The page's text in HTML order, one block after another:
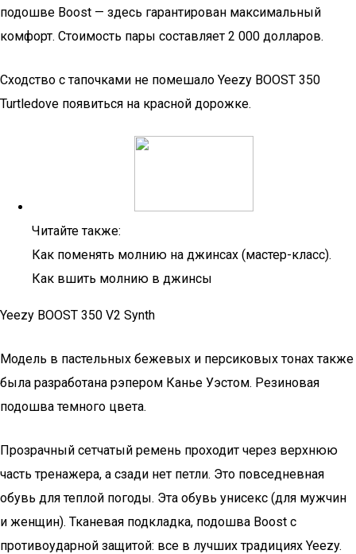
подошве Boost — здесь гарантирован максимальный
комфорт. Стоимость пары составляет 2 000 долларов.
Сходство с тапочками не помешало Yeezy BOOST 350
Turtledove появиться на красной дорожке.
Читайте также:
Как поменять молнию на джинсах (мастер-класс).
Как вшить молнию в джинсы
Yeezy BOOST 350 V2 Synth
Модель в пастельных бежевых и персиковых тонах также
была разработана рэпером Канье Уэстом. Резиновая
подошва темного цвета.
Прозрачный сетчатый ремень проходит через верхнюю
часть тренажера, а сзади нет петли. Это повседневная
обувь для теплой погоды. Эта обувь унисекс (для мужчин
и женщин). Тканевая подкладка, подошва Boost с
противоударной защитой: все в лучших традициях Yeezy.